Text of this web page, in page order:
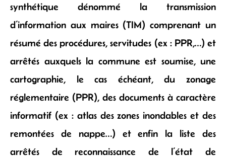
synthétique dénommé la transmission
d’information aux maires (TIM) comprenant un
résumé des procédures, servitudes (ex : PPR,…) et
arrêtés auxquels la commune est soumise, une
cartographie, le cas échéant, du zonage
réglementaire (PPR), des documents à caractère
informatif (ex : atlas des zones inondables et des
remontées de nappe…) et enfin la liste des
arrêtés de reconnaissance de l’état de